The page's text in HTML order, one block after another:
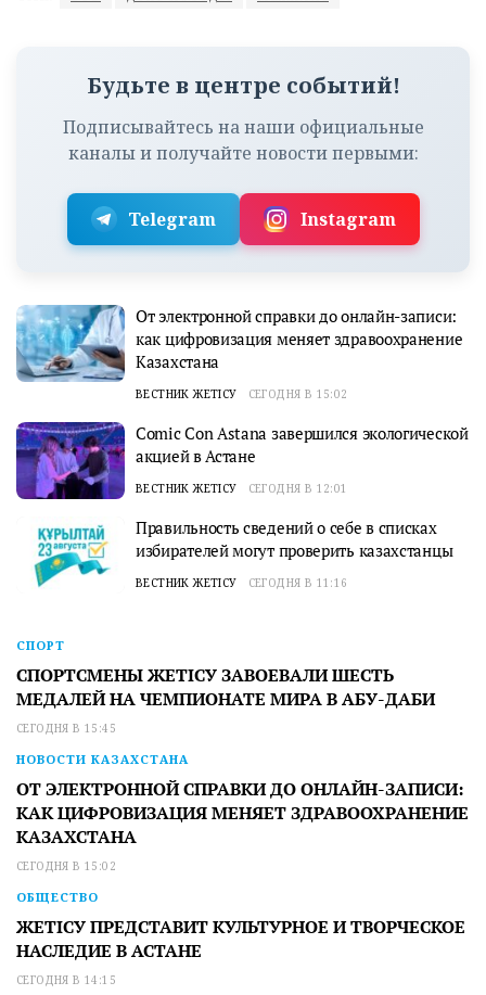
Будьте в центре событий!
Подписывайтесь на наши официальные
каналы и получайте новости первыми:
Telegram Instagram
От электронной справки до онлайн-записи:
как цифровизация меняет здравоохранение
Казахстана
ВЕСТНИК ЖЕТІСУ СЕГОДНЯ В 15:02
Comic Con Astana завершился экологической
акцией в Астане
ВЕСТНИК ЖЕТІСУ СЕГОДНЯ В 12:01
Правильность сведений о себе в списках
избирателей могут проверить казахстанцы
ВЕСТНИК ЖЕТІСУ СЕГОДНЯ В 11:16
СПОРТ
СПОРТСМЕНЫ ЖЕТІСУ ЗАВОЕВАЛИ ШЕСТЬ
МЕДАЛЕЙ НА ЧЕМПИОНАТЕ МИРА В АБУ-ДАБИ
СЕГОДНЯ В 15:45
НОВОСТИ КАЗАХСТАНА
ОТ ЭЛЕКТРОННОЙ СПРАВКИ ДО ОНЛАЙН-ЗАПИСИ:
КАК ЦИФРОВИЗАЦИЯ МЕНЯЕТ ЗДРАВООХРАНЕНИЕ
КАЗАХСТАНА
СЕГОДНЯ В 15:02
ОБЩЕСТВО
ЖЕТІСУ ПРЕДСТАВИТ КУЛЬТУРНОЕ И ТВОРЧЕСКОЕ
НАСЛЕДИЕ В АСТАНЕ
СЕГОДНЯ В 14:15